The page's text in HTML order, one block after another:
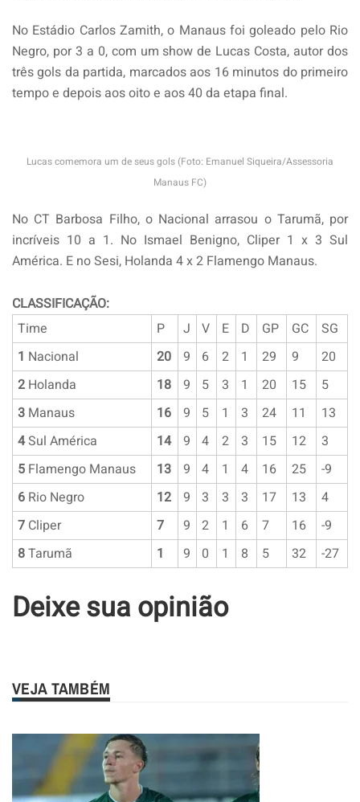
No Estádio Carlos Zamith, o Manaus foi goleado pelo Rio
Negro, por 3 a 0, com um show de Lucas Costa, autor dos
três gols da partida, marcados aos 16 minutos do primeiro
tempo e depois aos oito e aos 40 da etapa final.
Lucas comemora um de seus gols (Foto: Emanuel Siqueira/Assessoria
Manaus FC)
No CT Barbosa Filho, o Nacional arrasou o Tarumã, por
incríveis 10 a 1. No Ismael Benigno, Cliper 1 x 3 Sul
América. E no Sesi, Holanda 4 x 2 Flamengo Manaus.
CLASSIFICAÇÃO:
Time
P J V E D GP GC
SG
1 Nacional 20 9 6 2 1 29 9
20
2 Holanda 18 9 5 3 1 20 15
5
3 Manaus 16 9 5 1 3 24 11
13
4Sul América 14 9 4 2 3 15 12
3
5 Flamengo Manaus 13 9 4 1 4 16 25
-9
6 Rio Negro 12 9 3 3 3 17 13
4
7 Cliper 7 9 2 1 6 7 16
-9
8Tarumã 1 9 0 1 8 5 32 -27
Deixe sua opinião
VEJA TAMBÉM